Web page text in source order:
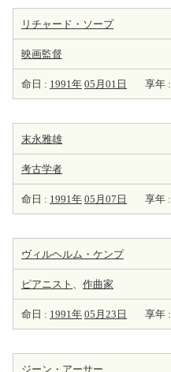
リチャード・ソープ
映画監督
命日 : 1991年 05月01日 享年 :
末永雅雄
考古学者
命日 : 1991年 05月07日 享年 :
ヴィルヘルム・ケンプ
ピアニスト 、 作曲家
命日 : 1991年 05月23日 享年 :
ジーン・アーサー